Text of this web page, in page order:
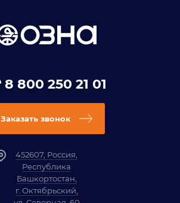
8 800 250 21 01
Заказать звонок
452607, Россия,
Республика
Башкортостан,
г. Октябрьский,